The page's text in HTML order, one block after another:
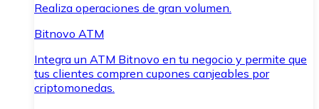
Realiza operaciones de gran volumen.
Bitnovo ATM
Integra un ATM Bitnovo en tu negocio y permite que
tus clientes compren cupones canjeables por
criptomonedas.